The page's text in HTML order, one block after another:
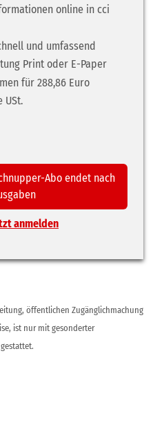
online in cci
und umfassend
Print oder E-Paper
für 288,86 Euro
USt.
Abo endet nach
anmelden
öffentlichen Zugänglichmachung
ist nur mit gesonderter